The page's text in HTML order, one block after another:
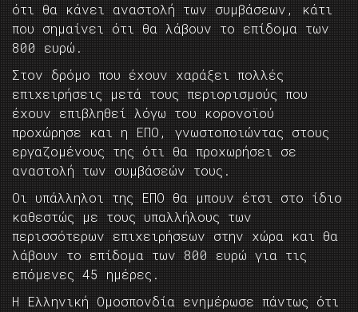
ότι θα κάνει αναστολή των συμβάσεων, κάτι
που σημαίνει ότι θα λάβουν το επίδομα των
800 ευρώ.
Στον δρόμο που έχουν χαράξει πολλές
επιχειρήσεις μετά τους περιορισμούς που
έχουν επιβληθεί λόγω του κορονοϊού
προχώρησε και η ΕΠΟ, γνωστοποιώντας στους
εργαζομένους της ότι θα προχωρήσει σε
αναστολή των συμβάσεών τους.
Οι υπάλληλοι της ΕΠΟ θα μπουν έτσι στο ίδιο
καθεστώς με τους υπαλλήλους των
περισσότερων επιχειρήσεων στην χώρα και θα
λάβουν το επίδομα των 800 ευρώ για τις
επόμενες 45 ημέρες.
Η Ελληνική Ομοσπονδία ενημέρωσε πάντως ότι